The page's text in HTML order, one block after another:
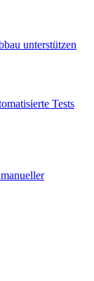
unterstützen
Tests